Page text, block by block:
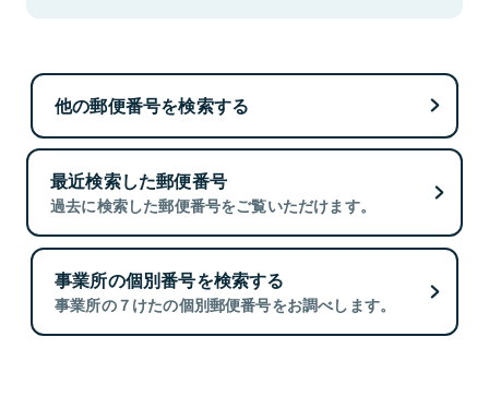
他の郵便番号を検索する
最近検索した郵便番号
過去に検索した郵便番号をご覧いただけます。
事業所の個別番号を検索する
事業所の７けたの個別郵便番号をお調べします。